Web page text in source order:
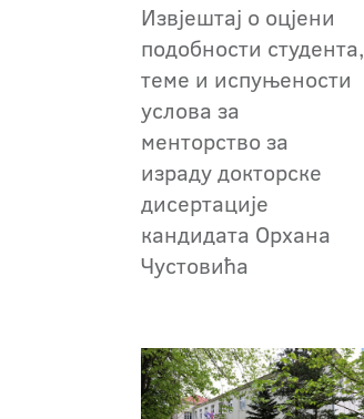
Извјештај о оцјени
подобности студента,
теме и испуњености
услова за
менторство за
израду докторске
дисертације
кандидата Орхана
Чустовића